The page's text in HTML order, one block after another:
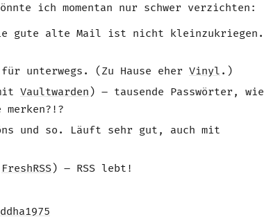
ich momentan nur schwer verzichten:
gute alte Mail ist nicht kleinzukriegen.
unterwegs. (Zu Hause eher Vinyl .)
Vaultwarden ) – tausende Passwörter, wie
und so. Läuft sehr gut, auch mit
FreshRSS) – RSS lebt!